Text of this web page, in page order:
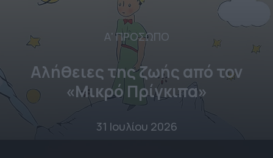
Α' ΠΡΟΣΩΠΟ
Αλήθειες της ζωής από τον
«Μικρό Πρίγκιπα»
31 Ιουλίου 2026